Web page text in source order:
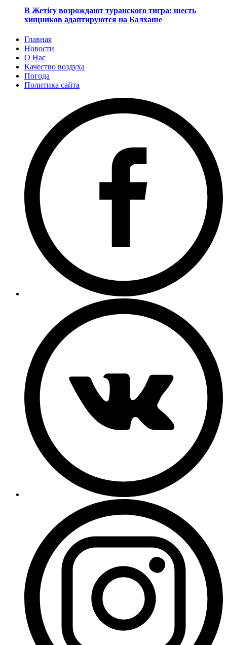
В Жетісу возрождают туранского тигра: шесть
хищников адаптируются на Балхаше
Главная
Новости
О Нас
Качество воздуха
Погода
Политика сайта